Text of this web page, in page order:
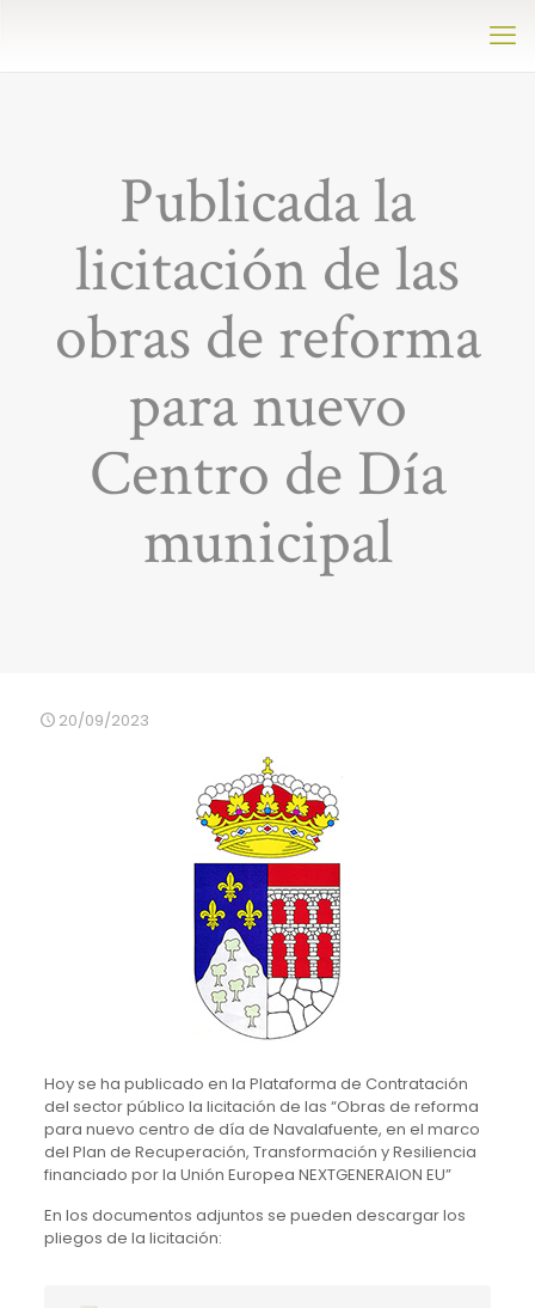
Publicada la
licitación de las
obras de reforma
para nuevo
Centro de Día
municipal
20/09/2023
Hoy se ha publicado en la Plataforma de Contratación
del sector público la licitación de las “Obras de reforma
para nuevo centro de día de Navalafuente, en el marco
del Plan de Recuperación, Transformación y Resiliencia
financiado por la Unión Europea NEXTGENERAION EU”
En los documentos adjuntos se pueden descargar los
pliegos de la licitación: